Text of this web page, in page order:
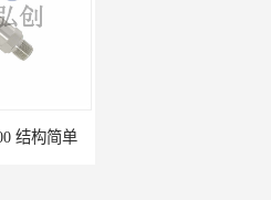
压力变送器 7MF1567 接受定制